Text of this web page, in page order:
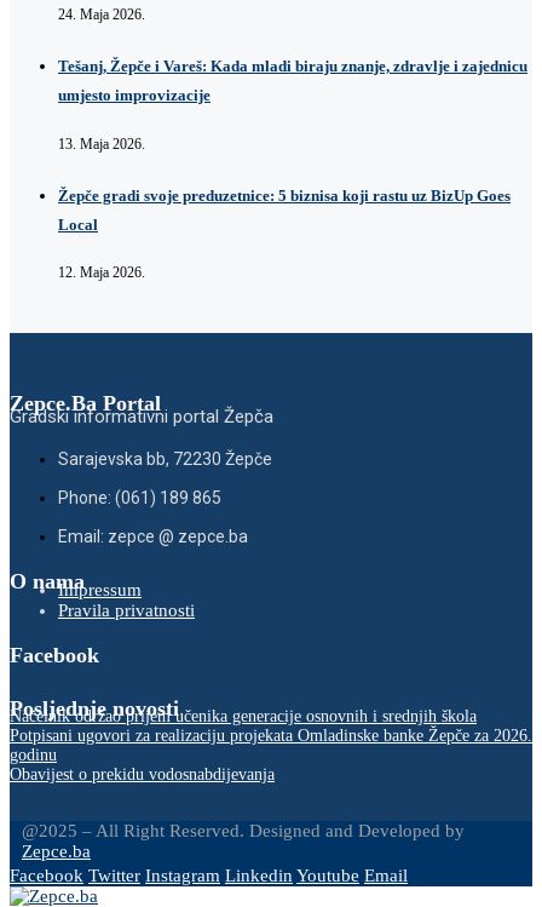
24. Maja 2026.
Tešanj, Žepče i Vareš: Kada mladi biraju znanje, zdravlje i zajednicu
umjesto improvizacije
13. Maja 2026.
Žepče gradi svoje preduzetnice: 5 biznisa koji rastu uz BizUp Goes
Local
12. Maja 2026.
Zepce.Ba Portal
Gradski informativni portal Žepča
Sarajevska bb, 72230 Žepče
Phone: (061) 189 865
Email: zepce @ zepce.ba
O namaImpressum
Pravila privatnosti
Facebook
Posljednje novosti
Načelnik održao prijem učenika generacije osnovnih i srednjih škola
Potpisani ugovori za realizaciju projekata Omladinske banke Žepče za 2026.
godinu
Obavijest o prekidu vodosnabdijevanja
@2025 – All Right Reserved. Designed and Developed by
Zepce.ba
Facebook Twitter Instagram LinkedinYoutube Email